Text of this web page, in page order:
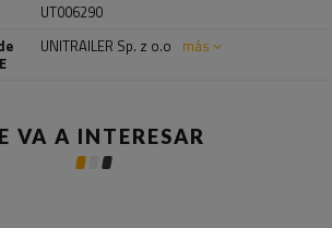
UT006290
UNITRAILER Sp. z o.o más
VA A INTERESAR